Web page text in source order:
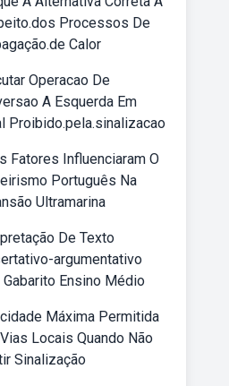
Processos De
Calor
Operacao De
A Esquerda Em
Proibido.pela.sinalizacao
Fatores Influenciaram O
Português Na
Ultramarina
De Texto
argumentativo
Gabarito Ensino Médio
Máxima Permitida
Locais Quando Não
Sinalização